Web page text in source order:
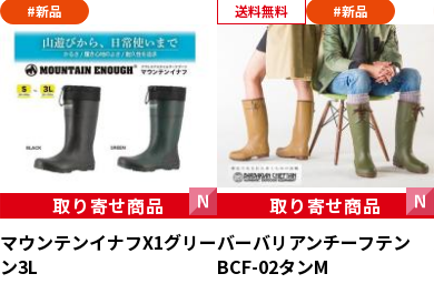
#新品 送料無料 #新品
取り寄せ商品
マウンテンイナフX1グリー
ン3L
取り寄せ商品
バーバリアンチーフテン
BCF-02タンM